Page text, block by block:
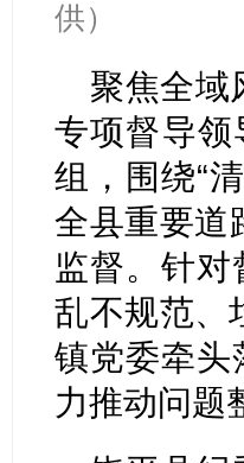
供）
聚焦全域
专项督导领
组，围绕“
全县重要道
监督。针对
乱不规范、
镇党委牵头
力推动问题